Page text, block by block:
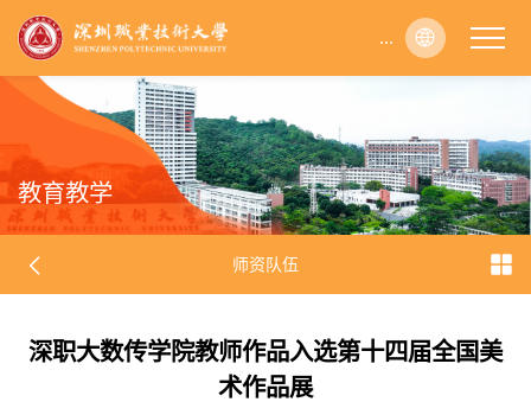
...
...
...
...
...
...
...
...
...
...
...
...
...
...
...
...
...
...
...
...
...
...
...
...
...
...
...
...
...
...
...
...
...
...
...
...
...
...
...
...
...
...
...
...
...
...
...
...
...
...
...
...
...
...
...
...
...
...
...
...
...
...
...
...
...
...
...
...
...
...
...
...
...
...
...
...
...
...
...
...
...
...
...
...
...
...
...
...
...
...
...
...
...
...
...
...